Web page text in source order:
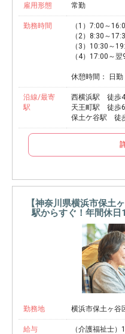
雇用形態 常勤
勤務時間
（1）7:00～
（2）8:30～
（3）10:30～
（4）17:00～翌
休憩時間： 日
沿線/最寄
駅
西横浜駅 徒歩
天王町駅 徒歩
保土ケ谷駅 徒
【神奈川県横浜市保土
駅からすぐ！年間休
勤務地 横浜市保土ヶ谷
給与
（介護福祉士